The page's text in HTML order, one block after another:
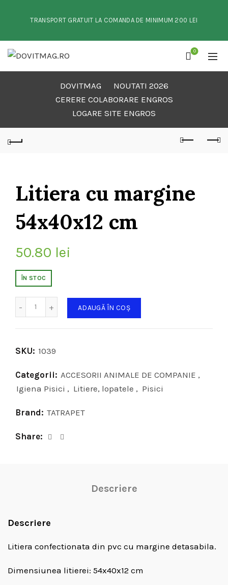
TRANSPORT GRATUIT LA COMANDA DE MINIMUM 200 LEI
0
DOVITMAG
NOUTATI 2026
CERERE COLABORARE ENGROS
LOGARE SITE ENGROS
Litiera cu margine
54x40x12 cm
50.80 lei
ÎN STOC
ADAUGĂ ÎN COȘ
SKU: 1039
Categorii: ACCESORII ANIMALE DE COMPANIE ,
Igiena Pisici , Litiere, lopatele , Pisici
Brand: TATRAPET
Share
Descriere
Descriere
Litiera confectionata din pvc cu margine detasabila.
Dimensiunea litierei: 54x40x12 cm